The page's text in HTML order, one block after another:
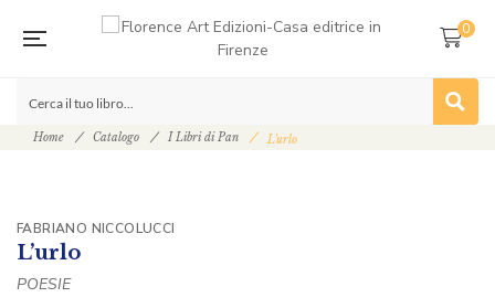
0
Home Catalogo I Libri di Pan L’urlo
FABRIANO NICCOLUCCI
L’urlo
POESIE